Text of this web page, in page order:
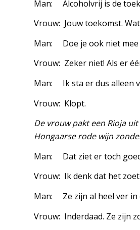
Man: Alcoholvrij is de
Vrouw: Jouw toekomst.
Man: Doe je ook niet mee
Vrouw: Zeker niet! Als er
Man: Ik sta er dus alleen
Vrouw: Klopt.
De vrouw pakt een Rioja
Hongaarse rode wijn
Man: Dat ziet er toch
Vrouw: Ik denk dat het
Man: Ze zijn al heel ver in
Vrouw: Inderdaad. Ze zijn